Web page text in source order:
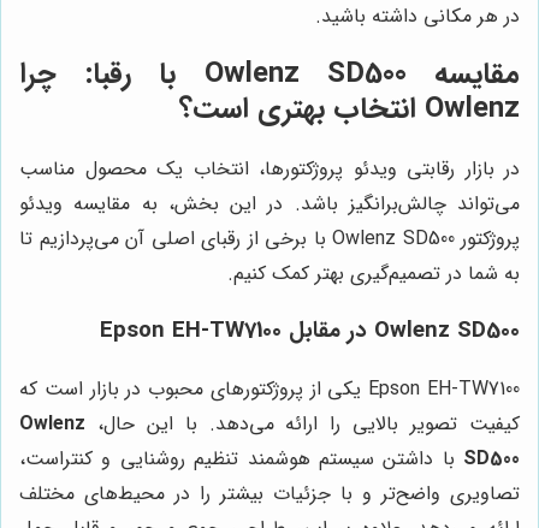
در هر مکانی داشته باشید.
مقایسه Owlenz SD500 با رقبا: چرا
Owlenz انتخاب بهتری است؟
در بازار رقابتی ویدئو پروژکتورها، انتخاب یک محصول مناسب
می‌تواند چالش‌برانگیز باشد. در این بخش، به مقایسه ویدئو
پروژکتور Owlenz SD500 با برخی از رقبای اصلی آن می‌پردازیم تا
به شما در تصمیم‌گیری بهتر کمک کنیم.
Owlenz SD500 در مقابل Epson EH-TW7100
Epson EH-TW7100 یکی از پروژکتورهای محبوب در بازار است که
کیفیت تصویر بالایی را ارائه می‌دهد. با این حال، Owlenz
SD500 با داشتن سیستم هوشمند تنظیم روشنایی و کنتراست،
تصاویری واضح‌تر و با جزئیات بیشتر را در محیط‌های مختلف